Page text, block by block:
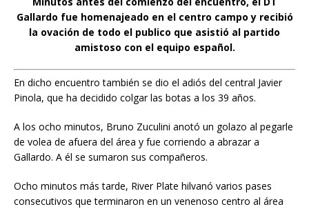
Gallardo fue homenajeado en el centro campo y recibió
la ovación de todo el publico que asistió al partido
amistoso con el equipo español.
En dicho encuentro también se dio el adiós del central Javier
Pinola, que ha decidido colgar las botas a los 39 años.
A los ocho minutos, Bruno Zuculini anotó un golazo al pegarle
de volea de afuera del área y fue corriendo a abrazar a
Gallardo. A él se sumaron sus compañeros.
Ocho minutos más tarde, River Plate hilvanó varios pases
consecutivos que terminaron en un venenoso centro al área